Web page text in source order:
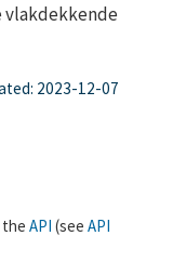
vlakdekkende
2023-12-07
the API (see API